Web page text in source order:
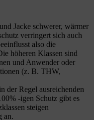
Jacke schwerer, wärmer
verringert sich auch
also die
höheren Klassen sind
und Anwender oder
(z. B. THW,
der Regel ausreichenden
-igen Schutz gibt es
steigen
an.